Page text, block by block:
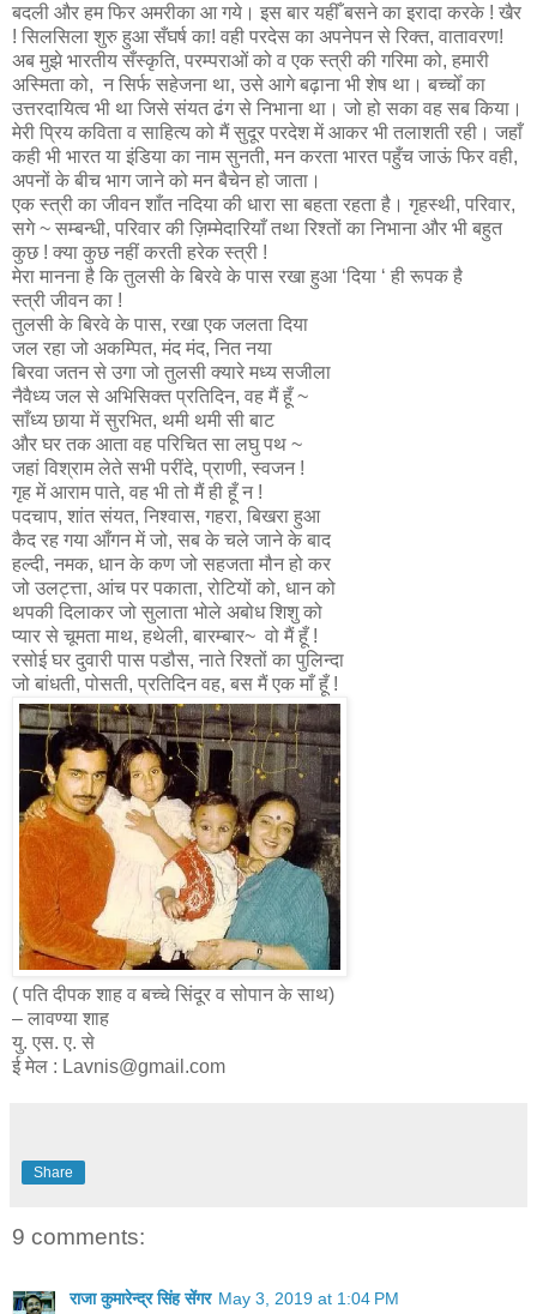
बदली और हम फिर अमरीका आ गये। इस बार यहीँ बसने का इरादा करके ! खैर
! सिलसिला शुरु हुआ सँघर्ष का! वही परदेस का अपनेपन से रिक्त, वातावरण!
अब मुझे भारतीय सँस्कृति, परम्पराओं को व एक स्त्री की गरिमा को, हमारी
अस्मिता को, न सिर्फ सहेजना था, उसे आगे बढ़ाना भी शेष था। बच्चोँ का
उत्तरदायित्व भी था जिसे संयत ढंग से निभाना था। जो हो सका वह सब किया।
मेरी प्रिय कविता व साहित्य को मैं सुदूर परदेश में आकर भी तलाशती रही। जहाँ
कही भी भारत या इंडिया का नाम सुनती, मन करता भारत पहुँच जाऊं फिर वही,
अपनों के बीच भाग जाने को मन बैचेन हो जाता।
एक स्त्री का जीवन शाँत नदिया की धारा सा बहता रहता है। गृहस्थी, परिवार,
सगे ~ सम्बन्धी, परिवार की ज़िम्मेदारियाँ तथा रिश्तों का निभाना और भी बहुत
कुछ ! क्या कुछ नहीं करती हरेक स्त्री !
मेरा मानना है कि तुलसी के बिरवे के पास रखा हुआ ‘दिया ‘ ही रूपक है
स्त्री जीवन का !
तुलसी के बिरवे के पास, रखा एक जलता दिया
जल रहा जो अकम्पित, मंद मंद, नित नया
बिरवा जतन से उगा जो तुलसी क्यारे मध्य सजीला
नैवैध्य जल से अभिसिक्त प्रतिदिन, वह मैं हूँ ~
साँध्य छाया में सुरभित, थमी थमी सी बाट
और घर तक आता वह परिचित सा लघु पथ ~
जहां विश्राम लेते सभी परींदे, प्राणी, स्वजन !
गृह में आराम पाते, वह भी तो मैं ही हूँ न !
पदचाप, शांत संयत, निश्वास, गहरा, बिखरा हुआ
कैद रह गया आँगन में जो, सब के चले जाने के बाद
हल्दी, नमक, धान के कण जो सहजता मौन हो कर
जो उलट्त्ता, आंच पर पकाता, रोटियों को, धान को
थपकी दिलाकर जो सुलाता भोले अबोध शिशु को
प्यार से चूमता माथ, हथेली, बारम्बार~ वो मैं हूँ !
रसोई घर दुवारी पास पडौस, नाते रिश्तों का पुलिन्दा
जो बांधती, पोसती, प्रतिदिन वह, बस मैं एक माँ हूँ !
( पति दीपक शाह व बच्चे सिंदूर व सोपान के साथ)
– लावण्या शाह
यु. एस. ए. से
ई मेल : Lavnis@gmail.com
Share
9 comments:
राजा कुमारेन्द्र सिंह सेंगर May 3, 2019 at 1:04 PM